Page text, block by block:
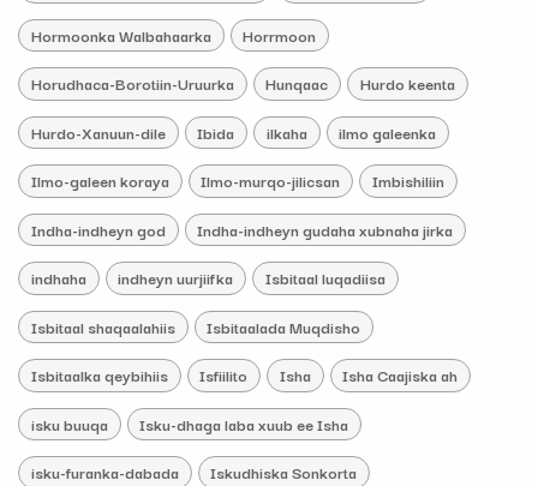
Hormoonka Walbahaarka Horrmoon
Horudhaca-Borotiin-Uruurka Hunqaac Hurdo keenta
Hurdo-Xanuun-dile Ibida ilkaha ilmo galeenka
Ilmo-galeen koraya Ilmo-murqo-jilicsan Imbishiliin
Indha-indheyn god Indha-indheyn gudaha xubnaha jirka
indhaha indheyn uurjiifka Isbitaal luqadiisa
Isbitaal shaqaalahiis Isbitaalada Muqdisho
Isbitaalka qeybihiis Isfiilito Isha Isha Caajiska ah
isku buuqa Isku-dhaga laba xuub ee Isha
isku-furanka-dabada Iskudhiska Sonkorta